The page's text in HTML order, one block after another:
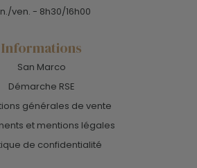
ven. - 8h30/16h00
Informations
San Marco
Démarche RSE
générales de vente
et mentions légales
de confidentialité